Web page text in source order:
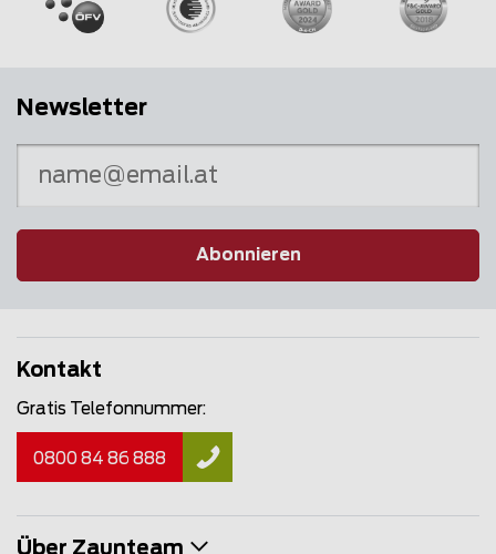
Newsletter
Abonnieren
Kontakt
Gratis Telefonnummer:
0800 84 86 888
Über Zaunteam